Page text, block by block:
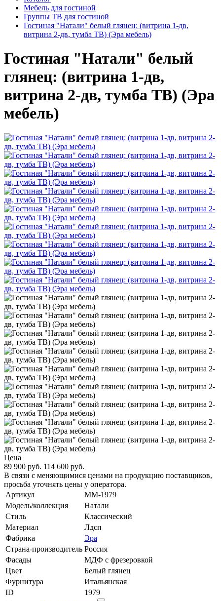
Мебель для гостиной
Группы ТВ для гостиной
Гостиная "Натали" белый глянец: (витрина 1-дв,
витрина 2-дв, тумба ТВ) (Эра мебель)
Гостиная "Натали" белый
глянец: (витрина 1-дв,
витрина 2-дв, тумба ТВ) (Эра
мебель)
Цена
89 900 руб. 114 600 руб.
В связи с меняющимися ценами на продукцию поставщиков,
просьба уточнять цены у оператора.
Артикул
MM-1979
Модель/коллекция
Натали
Стиль
Классический
Материал
Лдсп
Фабрика
Эра
Страна-производитель Россия
Фасады
МДФ с фрезеровкой
Цвет
Белый глянец
Фурнитура
Итальянская
ID
1979